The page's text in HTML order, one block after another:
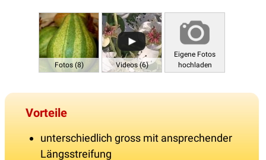
Fotos (8) Videos (6)
Eigene Fotos
hochladen
Vorteile
unterschiedlich gross mit ansprechender
Längsstreifung